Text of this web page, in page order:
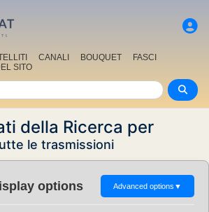
CANALI BOUQUET
FASCI
SITO
della Ricerca per
le trasmissioni
options Advanced options ▼